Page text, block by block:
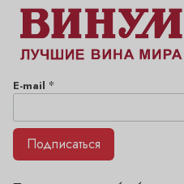
E-mail *
Подписаться